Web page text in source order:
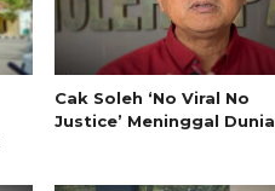
Cak Soleh ‘No Viral No
Justice’ Meninggal Dunia